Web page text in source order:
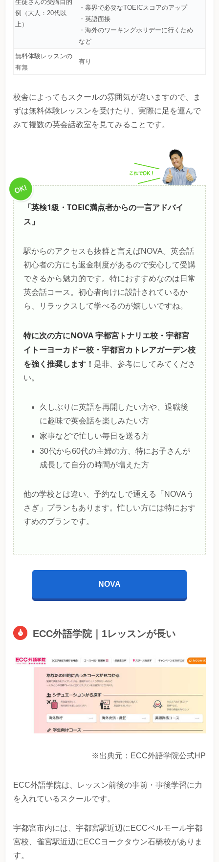
生徒さんの受講目的
例（大人：20代以
上）
・業界で必要なTOEICスコアのアップ
・英語面接
・海外のワーキングホリデーに行くため
など
無料体験レッスンの
有無
有り
校舎によってもスクールの雰囲気が違いますので、ま
ずは無料体験レッスンを受けたり、実際に足を運んで
みて複数の英会話教室を見てみることです。
「英検1級・TOEIC満点者からの一言アドバイ
ス」
駅からのアクセスも抜群と言えばNOVA。英会話
初心者の方にも返金制度があるので安心して受講
できるから魅力的です。特におすすめなのは日常
英会話コース。初心者向けに設計されているか
ら、リラックスして学べるのが嬉しいですね。
特に次の方にNOVA 宇都宮トナリエ校・宇都宮
イトーヨーカドー校・宇都宮カトレアガーデン校
を強く推奨します！ 是非、参考にしてみてくださ
い。
久しぶりに英語を再開したい方や、退職後
に趣味で英会話を楽しみたい方
家事などで忙しい毎日を送る方
30代から60代の主婦の方、特にお子さんが
成長して自分の時間が増えた方
他の学校とは違い、予約なしで通える「NOVAう
さぎ」プランもあります。忙しい方には特におす
すめのプランです。
NOVA
ECC外語学院｜1レッスンが長い
※出典元：ECC外語学院公式HP
ECC外語学院は、レッスン前後の事前・事後学習に力
を入れているスクールです。
宇都宮市内には、宇都宮駅近辺にECCベルモール宇都
宮校、雀宮駅近辺にECCヨークタウン石橋校がありま
す。